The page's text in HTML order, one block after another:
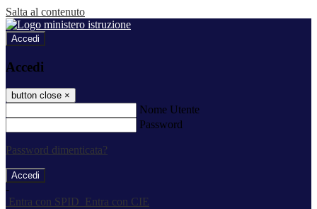
Salta al contenuto
Accedi
Accedi
button close ×
Nome Utente
Password
Password dimenticata?
-
Entra con SPID
Entra con CIE